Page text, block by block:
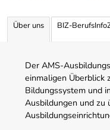
Über uns BIZ-
Der AMS-
einmaligen Überblick
Bildungssystem und
Ausbildungen und zu